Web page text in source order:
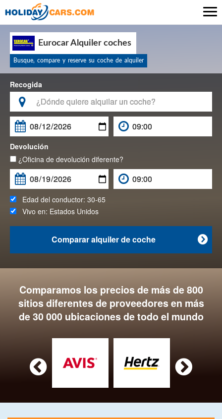
Eurocar Alquiler coches
Busque, compare y reserve su coche de alquiler
Recogida


Devolución
¿Oficina de devolución diferente?
Edad del conductor: 30-65
Vivo en: Estados Unidos

Comparar alquiler de coche
Comparamos los precios de más de 800
sitios diferentes de proveedores en más
de 30 000 ubicaciones de todo el mundo
 